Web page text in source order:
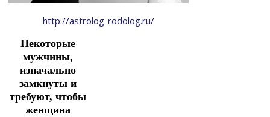
http://astrolog-rodolog.ru/
Некоторые
мужчины,
изначально
замкнуты и
требуют, чтобы
женщина